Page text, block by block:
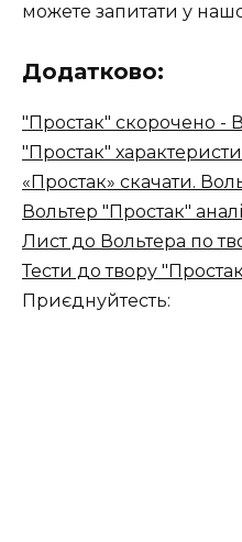
можете запитати у
Додатково:
"Простак" скорочено -
"Простак"
«Простак» скачати.
Вольтер "Простак"
Лист до Вольтера по
Тести до твору
Приєднуйтесть: